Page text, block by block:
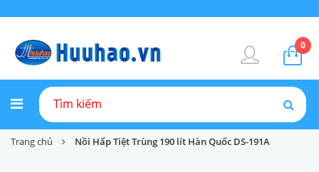
0
Trang chủ Nồi Hấp Tiệt Trùng 190 lít Hàn Quốc DS-191A